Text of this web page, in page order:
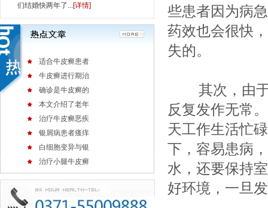
们结婚快两年了...[详情]
适合牛皮癣患者
牛皮癣进行期治
确诊是牛皮癣的
本文介绍了老年
治疗牛皮癣恶疾
银屑病患者瘙痒
白细胞变异与银
治疗小腿牛皮癣
些患者因为病
药效也会很快
失的。
其次，由
反复发作无常
天工作生活忙
下，容易患病
水，还要保持
好环境，一旦